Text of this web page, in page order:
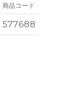
商品コード
577688